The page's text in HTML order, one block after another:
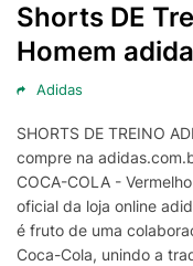
Shorts DE
Homem
Adidas
SHORTS DE TREINO
compre na
COCA-COLA -
oficial da loja online
é fruto de uma
Coca-Cola, unindo a